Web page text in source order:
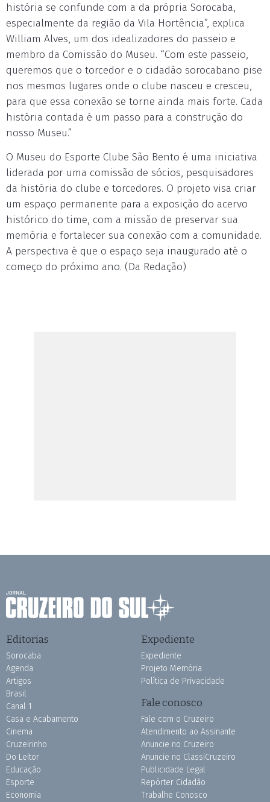
história se confunde com a da própria Sorocaba,
especialmente da região da Vila Hortência”, explica
William Alves, um dos idealizadores do passeio e
membro da Comissão do Museu. “Com este passeio,
queremos que o torcedor e o cidadão sorocabano pise
nos mesmos lugares onde o clube nasceu e cresceu,
para que essa conexão se torne ainda mais forte. Cada
história contada é um passo para a construção do
nosso Museu.”
O Museu do Esporte Clube São Bento é uma iniciativa
liderada por uma comissão de sócios, pesquisadores
da história do clube e torcedores. O projeto visa criar
um espaço permanente para a exposição do acervo
histórico do time, com a missão de preservar sua
memória e fortalecer sua conexão com a comunidade.
A perspectiva é que o espaço seja inaugurado até o
começo do próximo ano. (Da Redação)
Editorias
Sorocaba
Agenda
Artigos
Brasil
Canal 1
Casa e Acabamento
Cinema
Cruzeirinho
Do Leitor
Educação
Esporte
Economia
Expediente
Expediente
Projeto Memória
Política de Privacidade
Fale conosco
Fale com o Cruzeiro
Atendimento ao Assinante
Anuncie no Cruzeiro
Anuncie no ClassiCruzeiro
Publicidade Legal
Repórter Cidadão
Trabalhe Conosco